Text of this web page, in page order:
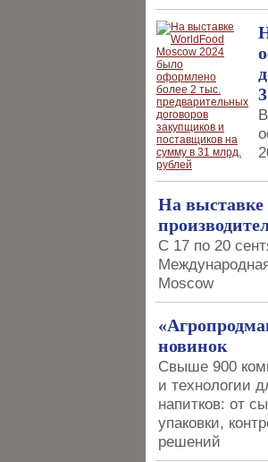
На выставке
С 17 по 20
Moscow
новинок
Свыше 900
и технологии
напитков: от
упаковки,
решений